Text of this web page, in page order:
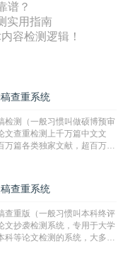
谱？
实用指南
容检测逻辑！
查重系统
检测（一般习惯叫做硕博预审
文查重检测上千万篇中文文
万篇各类独家文献，超百万港
测硕博论文的系统，检测范围
来源真实，检测算法合理!本
万）
查重系统
查重版（一般习惯叫本科终评
文抄袭检测系统，专用于大学
科等论文检测的系统，大多数